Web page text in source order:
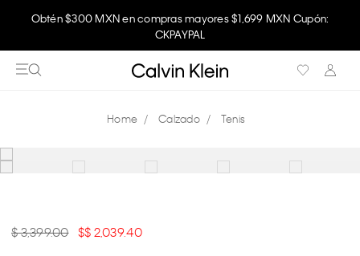
Obtén $300 MXN en compras mayores $1,699 MXN Cupón:
CKPAYPAL
Calzado Tenis
$ 3,399.00 $ 2,039.40